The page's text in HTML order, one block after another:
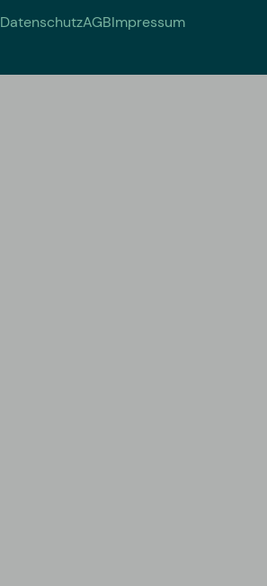
DatenschutzAGBImpressum